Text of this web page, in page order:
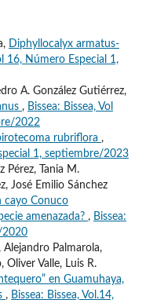
Diphyllocalyx armatus-
16, Número Especial 1,
A. González Gutiérrez,
, Bissea: Bissea, Vol
2022
rubriflora ,
1, septiembre/2023
Pérez, Tania M.
José Emilio Sánchez
cayo Conuco
amenazada? , Bissea:
2020
Alejandro Palmarola,
Oliver Valle, Luis R.
en Guamuhaya,
, Bissea: Bissea, Vol.14,